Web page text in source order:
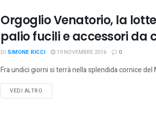
Orgoglio Venatorio, la
palio fucili e accessori da
DI SIMONE RICCI 19 NOVEMBRE 2016 0
Fra undici giorni si terrà nella splendida cornice
VEDI ALTRO